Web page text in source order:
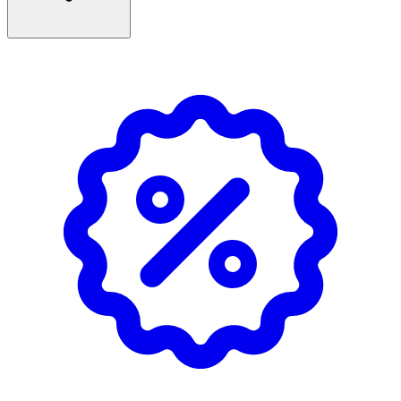
- Massera in igen och skölj av.
C12-15 Alkyl Benzoate, Ethylhexyl Palmitate,
Caprylic/Capric Triglyceride, Glycerine, Aqua, Canola Oil,
Sucrose Laurate, Prunus Armeniaca Kernel Oil, Sucrose
Stearate, Sucrose Palmitate, Phenoxyethanol,
Tocopherol, Beta-Sitosterol, Glycine Soja Oil, Squalene,